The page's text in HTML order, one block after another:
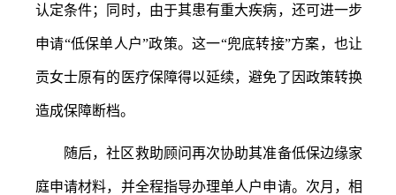
认定条件；同时，由于其患有重大疾病，还可进一步
申请“低保单人户”政策。这一“兜底转接”方案，也让
贡女士原有的医疗保障得以延续，避免了因政策转换
造成保障断档。
随后，社区救助顾问再次协助其准备低保边缘家
庭申请材料，并全程指导办理单人户申请。次月，相